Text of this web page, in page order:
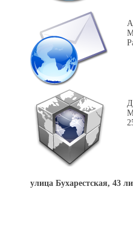
улица Бухарестская, 43